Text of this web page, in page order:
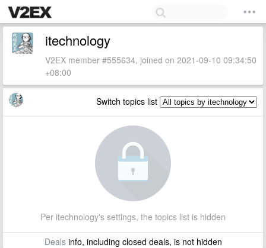
itechnology
V2EX member #555634, joined on 2021-09-10 09:34:50
+08:00
Switch topics list
Per itechnology's settings, the topics list is hidden
Dealsinfo, including closed deals, is not hidden